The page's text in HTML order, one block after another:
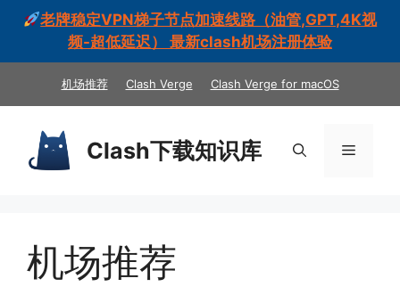
老牌稳定VPN梯子节点加速线路（油管,GPT,4K视
频-超低延迟） 最新clash机场注册体验
机场推荐 Clash Verge Clash Verge for macOS
Clash下载知识库 菜
机场推荐